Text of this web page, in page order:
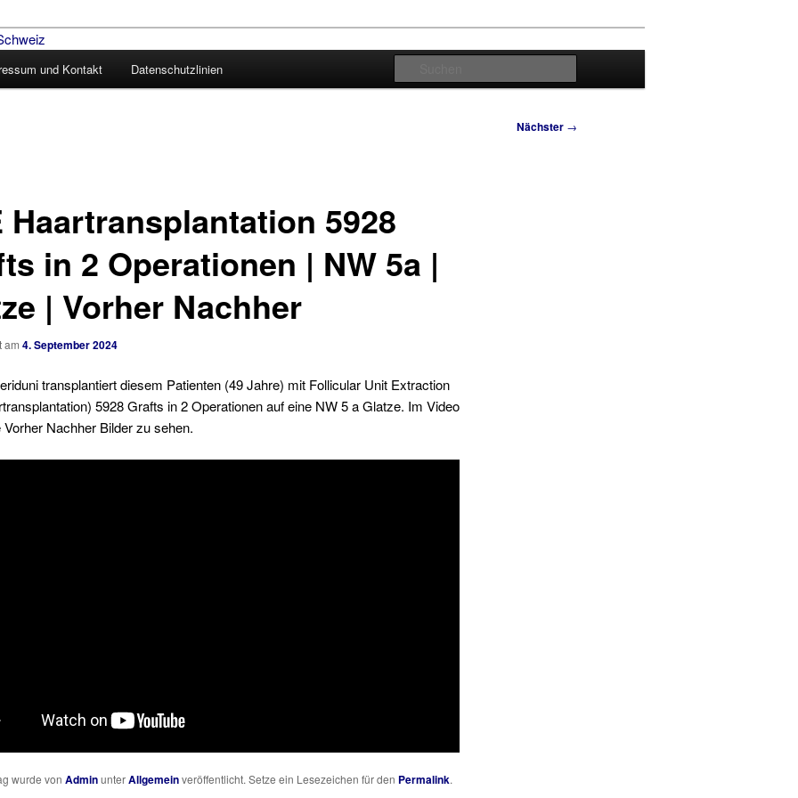
– Blog
und Kontakt Datenschutzlinien
Nächster →
Haartransplantation 5928
in 2 Operationen | NW 5a |
| Vorher Nachher
am 4. September 2024
transplantiert diesem Patienten (49 Jahre) mit Follicular Unit Extraction
5928 Grafts in 2 Operationen auf eine NW 5 a Glatze. Im Video
Vorher Nachher Bilder zu sehen.
wurde von AdminunterAllgemeinveröffentlicht. Setze ein Lesezeichen für den Permalink.